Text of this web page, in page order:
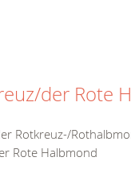
der Rote
Rotkreuz-/
Rote Halbmond